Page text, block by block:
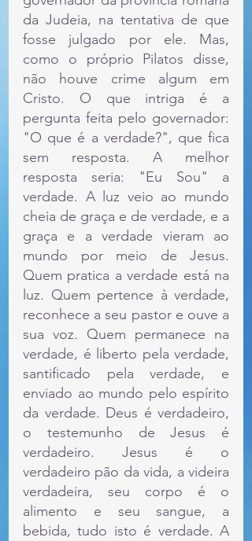
da Judeia, na tentativa de que
fosse julgado por ele. Mas,
como o próprio Pilatos disse,
não houve crime algum em
Cristo. O que intriga é a
pergunta feita pelo governador:
"O que é a verdade?", que fica
sem resposta. A melhor
resposta seria: "Eu Sou" a
verdade. A luz veio ao mundo
cheia de graça e de verdade, e a
graça e a verdade vieram ao
mundo por meio de Jesus.
Quem pratica a verdade está na
luz. Quem pertence à verdade,
reconhece a seu pastor e ouve a
sua voz. Quem permanece na
verdade, é liberto pela verdade,
santificado pela verdade, e
enviado ao mundo pelo espírito
da verdade. Deus é verdadeiro,
o testemunho de Jesus é
verdadeiro. Jesus é o
verdadeiro pão da vida, a videira
verdadeira, seu corpo é o
alimento e seu sangue, a
bebida, tudo isto é verdade. A